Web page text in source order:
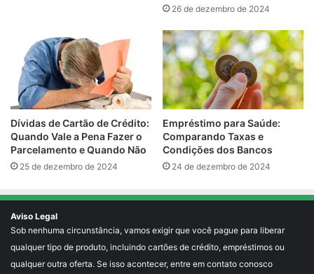
26 de dezembro de 2024
Dívidas de Cartão de Crédito:
Quando Vale a Pena Fazer o
Parcelamento e Quando Não
25 de dezembro de 2024
Empréstimo para Saúde:
Comparando Taxas e
Condições dos Bancos
24 de dezembro de 2024
Aviso Legal
Sob nenhuma circunstância, vamos exigir que você pague para liberar
qualquer tipo de produto, incluindo cartões de crédito, empréstimos ou
qualquer outra oferta. Se isso acontecer, entre em contato conosco